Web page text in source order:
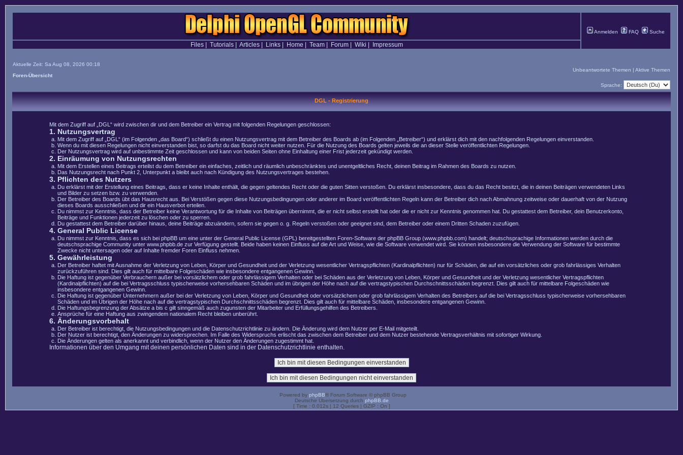
Anmelden FAQ Suche
Files| Tutorials| Articles| Links| Home Team| Forum| Wiki Impressum
Aktuelle Zeit: Sa Aug 08, 2026 00:18
Foren-Übersicht
Unbeantwortete Themen | Aktive Themen
Sprache:
DGL - Registrierung
Mit dem Zugriff auf „DGL“ wird zwischen dir und dem Betreiber ein Vertrag mit folgenden Regelungen geschlossen:
1. Nutzungsvertrag
Mit dem Zugriff auf „DGL“ (im Folgenden „das Board“) schließt du einen Nutzungsvertrag mit dem Betreiber des Boards ab (im Folgenden „Betreiber“) und erklärst dich mit den nachfolgenden Regelungen einverstanden.
Wenn du mit diesen Regelungen nicht einverstanden bist, so darfst du das Board nicht weiter nutzen. Für die Nutzung des Boards gelten jeweils die an dieser Stelle veröffentlichten Regelungen.
Der Nutzungsvertrag wird auf unbestimmte Zeit geschlossen und kann von beiden Seiten ohne Einhaltung einer Frist jederzeit gekündigt werden.
2. Einräumung von Nutzungsrechten
Mit dem Erstellen eines Beitrags erteilst du dem Betreiber ein einfaches, zeitlich und räumlich unbeschränktes und unentgeltliches Recht, deinen Beitrag im Rahmen des Boards zu nutzen.
Das Nutzungsrecht nach Punkt 2, Unterpunkt a bleibt auch nach Kündigung des Nutzungsvertrages bestehen.
3. Pflichten des Nutzers
Du erklärst mit der Erstellung eines Beitrags, dass er keine Inhalte enthält, die gegen geltendes Recht oder die guten Sitten verstoßen. Du erklärst insbesondere, dass du das Recht besitzt, die in deinen Beiträgen verwendeten Links
und Bilder zu setzen bzw. zu verwenden.
Der Betreiber des Boards übt das Hausrecht aus. Bei Verstößen gegen diese Nutzungsbedingungen oder anderer im Board veröffentlichten Regeln kann der Betreiber dich nach Abmahnung zeitweise oder dauerhaft von der Nutzung
dieses Boards ausschließen und dir ein Hausverbot erteilen.
Du nimmst zur Kenntnis, dass der Betreiber keine Verantwortung für die Inhalte von Beiträgen übernimmt, die er nicht selbst erstellt hat oder die er nicht zur Kenntnis genommen hat. Du gestattest dem Betreiber, dein Benutzerkonto,
Beiträge und Funktionen jederzeit zu löschen oder zu sperren.
Du gestattest dem Betreiber darüber hinaus, deine Beiträge abzuändern, sofern sie gegen o. g. Regeln verstoßen oder geeignet sind, dem Betreiber oder einem Dritten Schaden zuzufügen.
4. General Public License
Du nimmst zur Kenntnis, dass es sich bei phpBB um eine unter der General Public License (GPL) bereitgestellten Foren-Software der phpBB Group (www.phpbb.com) handelt; deutschsprachige Informationen werden durch die
deutschsprachige Community unter www.phpbb.de zur Verfügung gestellt. Beide haben keinen Einfluss auf die Art und Weise, wie die Software verwendet wird. Sie können insbesondere die Verwendung der Software für bestimmte
Zwecke nicht untersagen oder auf Inhalte fremder Foren Einfluss nehmen.
5. Gewährleistung
Der Betreiber haftet mit Ausnahme der Verletzung von Leben, Körper und Gesundheit und der Verletzung wesentlicher Vertragspflichten (Kardinalpflichten) nur für Schäden, die auf ein vorsätzliches oder grob fahrlässiges Verhalten
zurückzuführen sind. Dies gilt auch für mittelbare Folgeschäden wie insbesondere entgangenen Gewinn.
Die Haftung ist gegenüber Verbrauchern außer bei vorsätzlichem oder grob fahrlässigem Verhalten oder bei Schäden aus der Verletzung von Leben, Körper und Gesundheit und der Verletzung wesentlicher Vertragspflichten
(Kardinalpflichten) auf die bei Vertragsschluss typischerweise vorhersehbaren Schäden und im übrigen der Höhe nach auf die vertragstypischen Durchschnittsschäden begrenzt. Dies gilt auch für mittelbare Folgeschäden wie
insbesondere entgangenen Gewinn.
Die Haftung ist gegenüber Unternehmern außer bei der Verletzung von Leben, Körper und Gesundheit oder vorsätzlichem oder grob fahrlässigem Verhalten des Betreibers auf die bei Vertragsschluss typischerweise vorhersehbaren
Schäden und im Übrigen der Höhe nach auf die vertragstypischen Durchschnittsschäden begrenzt. Dies gilt auch für mittelbare Schäden, insbesondere entgangenen Gewinn.
Die Haftungsbegrenzung der Absätze a bis c gilt sinngemäß auch zugunsten der Mitarbeiter und Erfüllungsgehilfen des Betreibers.
Ansprüche für eine Haftung aus zwingendem nationalem Recht bleiben unberührt.
6. Änderungsvorbehalt
Der Betreiber ist berechtigt, die Nutzungsbedingungen und die Datenschutzrichtlinie zu ändern. Die Änderung wird dem Nutzer per E-Mail mitgeteilt.
Der Nutzer ist berechtigt, den Änderungen zu widersprechen. Im Falle des Widerspruchs erlischt das zwischen dem Betreiber und dem Nutzer bestehende Vertragsverhältnis mit sofortiger Wirkung.
Die Änderungen gelten als anerkannt und verbindlich, wenn der Nutzer den Änderungen zugestimmt hat.
Informationen über den Umgang mit deinen persönlichen Daten sind in der Datenschutzrichtlinie enthalten.
Powered by phpBB® Forum Software © phpBB Group
Deutsche Übersetzung durch phpBB.de
[ Time : 0.012s | 12 Queries | GZIP : On ]